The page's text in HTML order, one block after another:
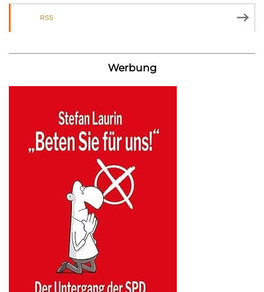
RSS
Werbung